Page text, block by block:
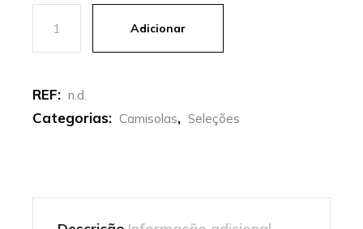
Quantidade de França | Camisola Principal Euro Euro
Adicionar
REF: n.d.
Categorias: Camisolas, Seleções